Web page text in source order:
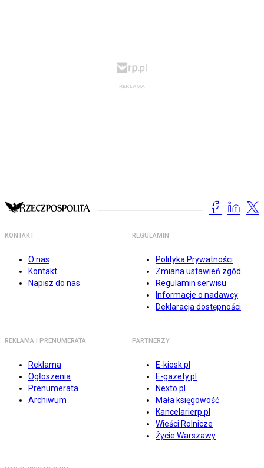
KONTAKT
O nas
Kontakt
Napisz do nas
REGULAMIN
Polityka Prywatności
Zmiana ustawień zgód
Regulamin serwisu
Informacje o nadawcy
Deklaracja dostępności
REKLAMA I PRENUMERATA
Reklama
Ogłoszenia
Prenumerata
Archiwum
PARTNERZY
E-kiosk.pl
E-gazety.pl
Nexto.pl
Mała księgowość
Kancelarierp.pl
Wieści Rolnicze
Życie Warszawy